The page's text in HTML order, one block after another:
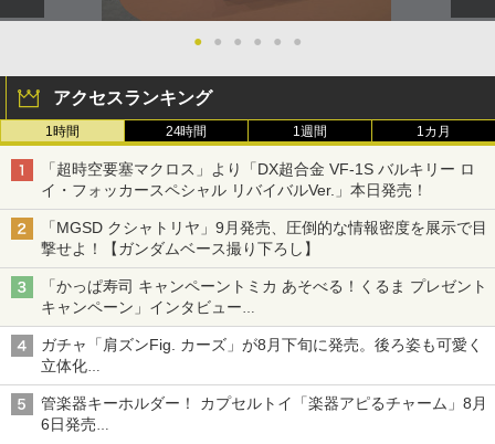
● ● ● ● ● ●
アクセスランキング
1時間 24時間 1週間 1カ月
「超時空要塞マクロス」より「DX超合金 VF-1S バルキリー ロ
イ・フォッカースペシャル リバイバルVer.」本日発売！
「MGSD クシャトリヤ」9月発売、圧倒的な情報密度を展示で目
撃せよ！【ガンダムベース撮り下ろし】
「かっぱ寿司 キャンペーントミカ あそべる！くるま プレゼント
キャンペーン」インタビュー
子どもが楽しめるかっぱ寿司ならではの体験とコラボの楽しさを
追求
ガチャ「肩ズンFig. カーズ」が8月下旬に発売。後ろ姿も可愛く
立体化
ライトニング・マックィーンやメーターなど4種がラインナップ
管楽器キーホルダー！ カプセルトイ「楽器アピるチャーム」8月
6日発売